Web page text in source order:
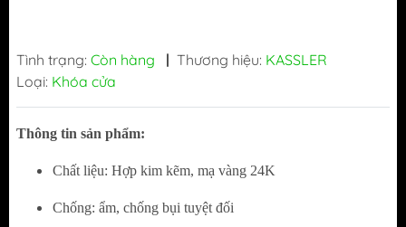
Tình trạng: Còn hàng | Thương hiệu: KASSLER
Loại: Khóa cửa
Thông tin sản phẩm:
Chất liệu: Hợp kim kẽm, mạ vàng 24K
Chống: ẩm, chống bụi tuyệt đối